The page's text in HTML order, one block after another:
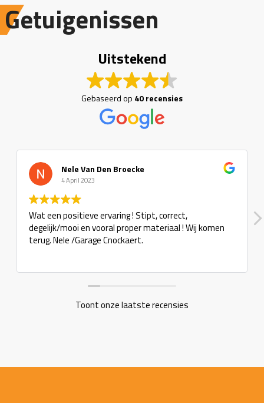
Getuigenissen
Uitstekend
Gebaseerd op 40 recensies
Nele Van Den Broecke
4 April 2023
Wat een positieve ervaring ! Stipt, correct,
degelijk/mooi en vooral proper materiaal ! Wij komen
terug. Nele /Garage Cnockaert.
Toont onze laatste recensies